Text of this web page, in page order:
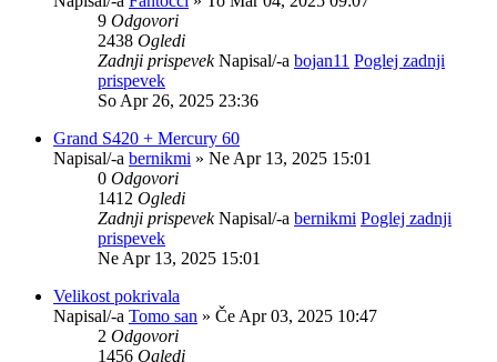
9 Odgovori
2438 Ogledi
Zadnji prispevekNapisal/-a bojan11 Poglej zadnji
prispevek
So Apr 26, 2025 23:36
Grand S420 + Mercury 60
Napisal/-a bernikmi » Ne Apr 13, 2025 15:01
0 Odgovori
1412 Ogledi
Zadnji prispevekNapisal/-a bernikmi Poglej zadnji
prispevek
Ne Apr 13, 2025 15:01
Velikost pokrivala
Napisal/-a Tomo san » Če Apr 03, 2025 10:47
2 Odgovori
1456 Ogledi